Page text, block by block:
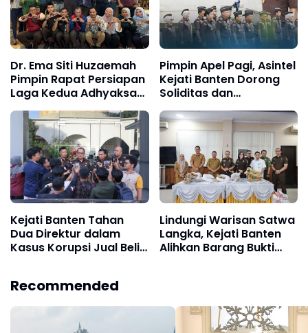
Dr. Ema Siti Huzaemah
Pimpin Rapat Persiapan
Laga Kedua Adhyaksa
FC Banten di BIS
Pimpin Apel Pagi, Asintel
Kejati Banten Dorong
Soliditas dan
Profesionalitas Pegawai
Kejati Banten Tahan
Dua Direktur dalam
Kasus Korupsi Jual Beli
Lindungi Warisan Satwa
Langka, Kejati Banten
Alihkan Barang Bukti
dari Menteri Kehutanan
Recommended